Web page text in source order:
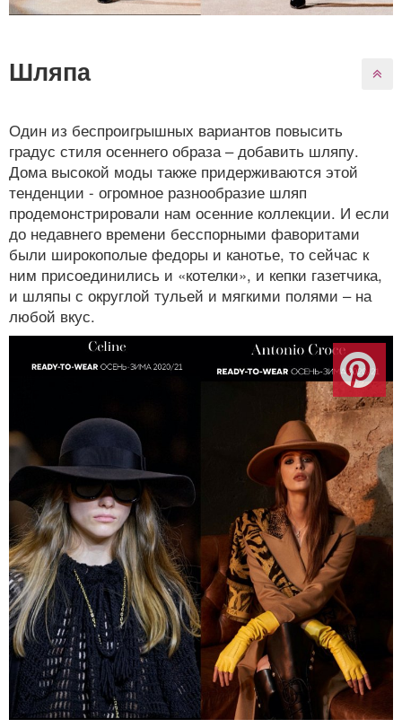
Шляпа
Один из беспроигрышных вариантов повысить
градус стиля осеннего образа – добавить шляпу.
Дома высокой моды также придерживаются этой
тенденции - огромное разнообразие шляп
продемонстрировали нам осенние коллекции. И если
до недавнего времени бесспорными фаворитами
были широкополые федоры и канотье, то сейчас к
ним присоединились и «котелки», и кепки газетчика,
и шляпы с округлой тульей и мягкими полями – на
любой вкус.